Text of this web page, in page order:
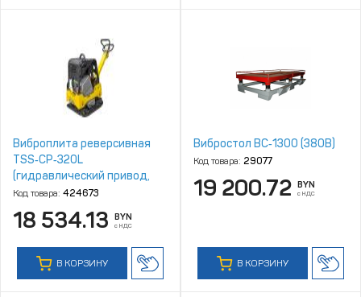
Виброплита реверсивная
TSS‑CP‑320L
(гидравлический привод,
электростарт, АКБ)
Код товара: 424673
18 534.13 BYN
с НДС
В КОРЗИНУ
Вибростол ВC‑1300 (380В)
Код товара: 29077
19 200.72 BYN
с НДС
В КОРЗИНУ